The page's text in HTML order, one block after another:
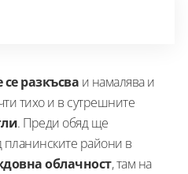
разкъсва и намалява и
тихо и в сутрешните
. Преди обяд ще
планинските райони в
облачност, там на